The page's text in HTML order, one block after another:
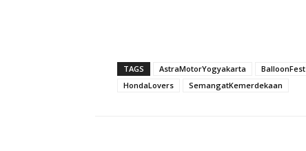
TAGS AstraMotorYogyakarta BalloonFest
HondaLovers
SemangatKemerdekaan